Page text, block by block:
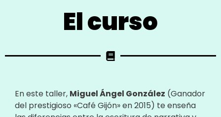
El curso
En este taller, Miguel Ángel González (Ganador
del prestigioso «Café Gijón» en 2015) te enseña